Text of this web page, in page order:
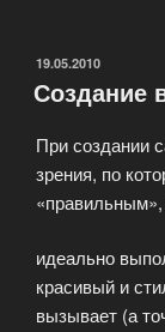
ОПУБЛИКОВАНО
19.05.2010
Создание
При создании
зрения, по
идеально
красивый и
вызывает (а